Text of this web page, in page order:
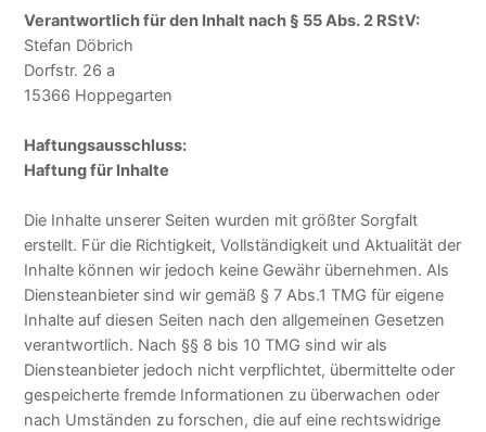
Verantwortlich für den Inhalt nach § 55 Abs. 2 RStV:
Stefan Döbrich
Dorfstr. 26 a
15366 Hoppegarten
Haftungsausschluss:
Haftung für Inhalte
Die Inhalte unserer Seiten wurden mit größter Sorgfalt
erstellt. Für die Richtigkeit, Vollständigkeit und Aktualität der
Inhalte können wir jedoch keine Gewähr übernehmen. Als
Diensteanbieter sind wir gemäß § 7 Abs.1 TMG für eigene
Inhalte auf diesen Seiten nach den allgemeinen Gesetzen
verantwortlich. Nach §§ 8 bis 10 TMG sind wir als
Diensteanbieter jedoch nicht verpflichtet, übermittelte oder
gespeicherte fremde Informationen zu überwachen oder
nach Umständen zu forschen, die auf eine rechtswidrige